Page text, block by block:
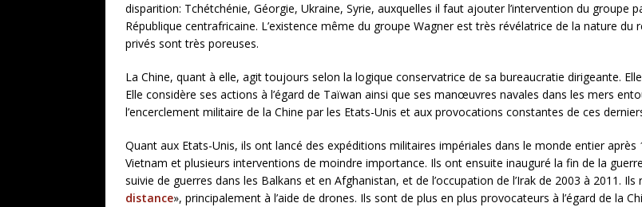
disparition: Tchétchénie, Géorgie, Ukraine, Syrie, auxquelles il faut ajouter l’intervention du groupe
République centrafricaine. L’existence même du groupe Wagner est très révélatrice de la nature
privés sont très poreuses.
La Chine, quant à elle, agit toujours selon la logique conservatrice de sa bureaucratie dirigeante.
Elle considère ses actions à l’égard de Taïwan ainsi que ses manœuvres navales dans les mers
l’encerclement militaire de la Chine par les Etats-Unis et aux provocations constantes de ces
Quant aux Etats-Unis, ils ont lancé des expéditions militaires impériales dans le monde entier
Vietnam et plusieurs interventions de moindre importance. Ils ont ensuite inauguré la fin de la
suivie de guerres dans les Balkans et en Afghanistan, et de l’occupation de l’Irak de 2003 à 2011.
distance», principalement à l’aide de drones. Ils sont de plus en plus provocateurs à l’égard de la